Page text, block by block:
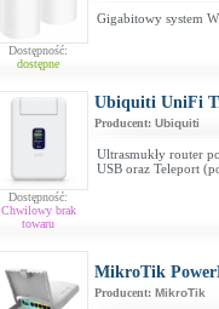
Dostępność:
dostępne
Gigabitowy system
Dostępność:
Chwilowy brak
towaru
Ubiquiti UniFi
Producent: Ubiquiti
Ultrasmukły router
USB oraz Teleport
MikroTik
Producent: MikroTik